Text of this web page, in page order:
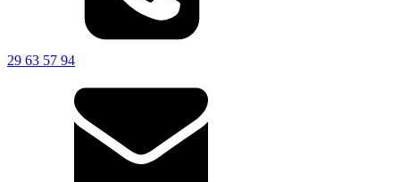
29 63 57 94